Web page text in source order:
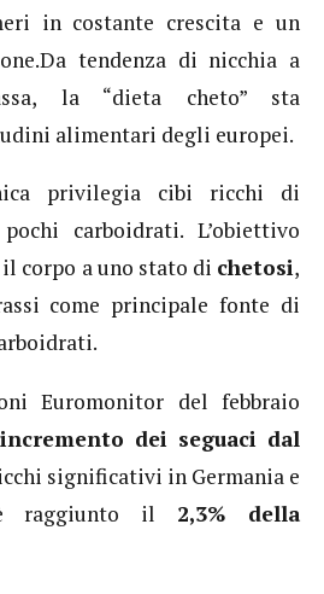
in costante crescita e un
tendenza di nicchia a
la “dieta cheto” sta
alimentari degli europei.
privilegia cibi ricchi di
carboidrati. L’obiettivo
corpo a uno stato di chetosi,
come principale fonte di
Euromonitor del febbraio
dei seguaci dal
significativi in Germania e
raggiunto il 2,3% della